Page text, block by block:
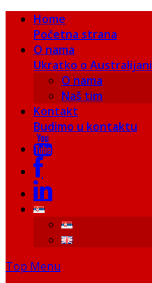
Home
Početna strana
O nama
Ukratko o Australijani
O nama
Naš tim
Kontakt
Budimo u kontaktu
Top Menu